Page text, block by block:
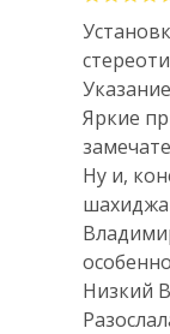
Яркие
Ну и,
Низкий